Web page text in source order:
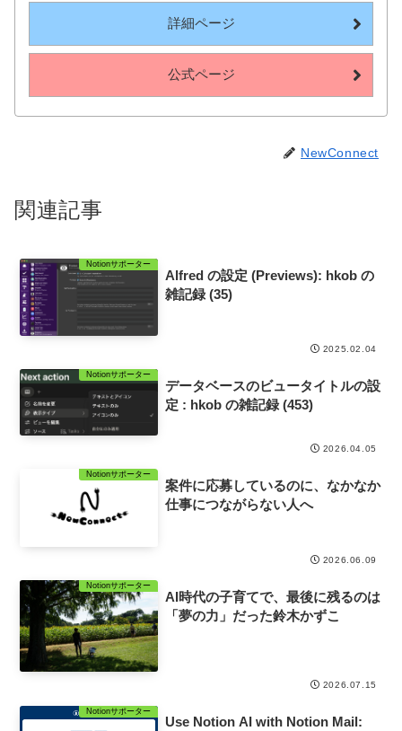
詳細ページ
公式ページ
NewConnect
関連記事
Notionサポーター
Alfred の設定 (Previews): hkob の
雑記録 (35)
2025.02.04
Notionサポーター
データベースのビュータイトルの設
定 : hkob の雑記録 (453)
2026.04.05
Notionサポーター
案件に応募しているのに、なかなか
仕事につながらない人へ
2026.06.09
Notionサポーター
AI時代の子育てで、最後に残るのは
「夢の力」だった鈴木かずこ
2026.07.15
Notionサポーター
Use Notion AI with Notion Mail: